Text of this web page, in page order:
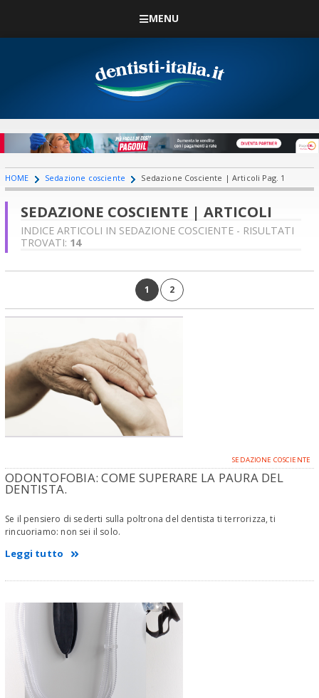
MENU
HOME Sedazione cosciente Sedazione Cosciente | Articoli Pag. 1
SEDAZIONE COSCIENTE | ARTICOLI
INDICE ARTICOLI IN SEDAZIONE COSCIENTE - RISULTATI
TROVATI: 14
1 2
SEDAZIONE COSCIENTE
ODONTOFOBIA: COME SUPERARE LA PAURA DEL
DENTISTA.
Se il pensiero di sederti sulla poltrona del dentista ti terrorizza, ti
rincuoriamo: non sei il solo.
Leggi tutto